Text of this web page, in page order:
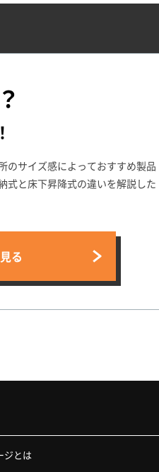
？
のサイズ感によっておすすめ製品
式と床下昇降式の違いを解説した
る
ジとは